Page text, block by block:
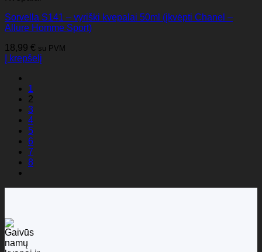
Sorvella S141 – vyriški kvepalai 50ml (įkvėpti Chanel –
Allure Homme Sport)
18,99 € su PVM
Į krepšelį
1
2
3
4
5
6
7
8